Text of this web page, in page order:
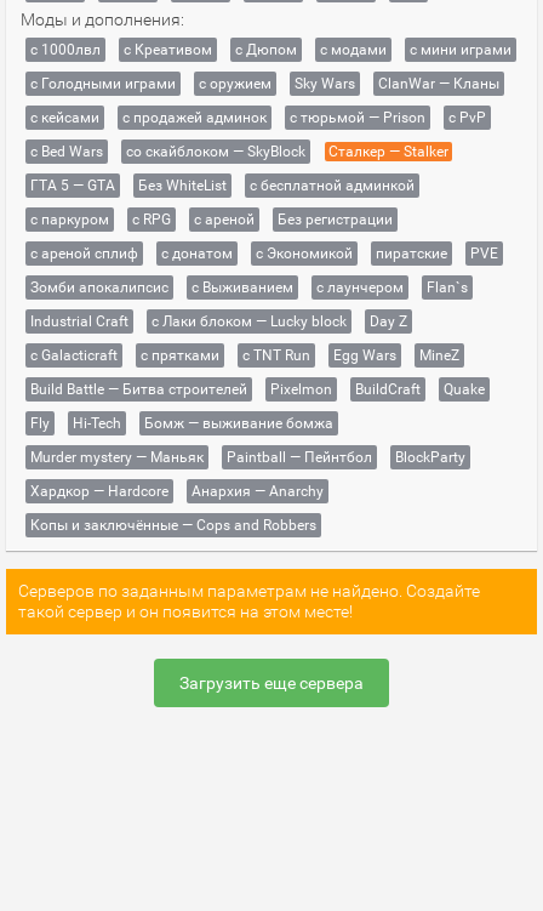
Моды и дополнения:
с 1000лвл c Креативом с Дюпом с модами
с мини играми
с Голодными играми
с оружием Sky Wars
ClanWar — Кланы
с кейсами
с продажей админок с тюрьмой — Prison
с PvP
с Bed Wars
со скайблоком — SkyBlock
Сталкер — Stalker
ГТА 5 — GTA
Без WhiteList
с бесплатной админкой
с паркуром
с RPG с ареной
Без регистрации
с ареной сплиф
с донатом с Экономикой пиратские
PVE
Зомби апокалипсис
с Выживанием с лаунчером
Flan`s
Industrial Craft
с Лаки блоком — Lucky block
Day Z
с Galacticraft
с прятками с TNT Run Egg Wars
MineZ
Build Battle — Битва строителей
Pixelmon BuildCraft
Quake
Fly
Hi-Tech
Бомж — выживание бомжа
Murder mystery — Маньяк
Paintball — Пейнтбол
BlockParty
Хардкор — Hardcore
Анархия — Anarchy
Копы и заключённые — Cops and Robbers
Серверов по заданным параметрам не найдено. Создайте
такой сервер и он появится на этом месте!
Загрузить еще сервера